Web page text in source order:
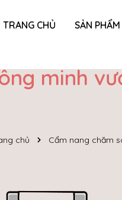
TRANG CHỦ SẢN PHẨM
minh
chủ Cẩm nang chăm